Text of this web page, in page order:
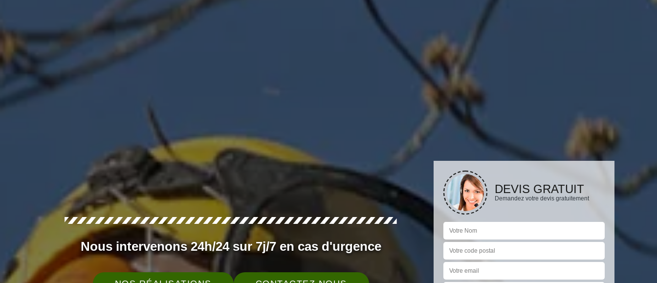
Nous intervenons 24h/24 sur 7j/7 en cas d'urgence
DEVIS GRATUIT
Demandez votre devis gratuitement